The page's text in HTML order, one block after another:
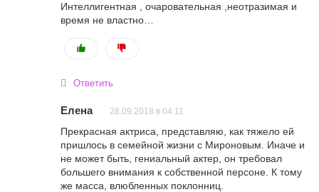
Интеллигентная , очаровательная ,неотразимая и
время не властно…
Ответить
Елена 28.09.2018 в 04:11
Прекрасная актриса, представляю, как тяжело ей
пришлось в семейной жизни с Мироновым. Иначе и
не может быть, гениальный актер, он требовал
большего внимания к собственной персоне. К тому
же масса, влюбленных поклонниц.